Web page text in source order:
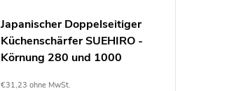
Japanischer Doppelseitiger
Küchenschärfer SUEHIRO -
Körnung 280 und 1000
€31,23 ohne MwSt.